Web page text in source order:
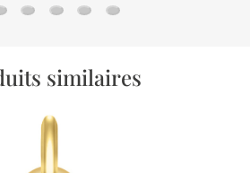
gourmette cheval - Or jaune 9ct
forçat - Or jaune 18ct
Chaine marine battue - Or jaune
Chaine forçat rond - Or jaune
Chaine gourmette cheval
Chaine gourmette -
similaires